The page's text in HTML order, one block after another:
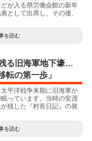
が入る県労働会館の新年
として出席し、その後、
を読む
る旧海軍地下壕…
転の第一歩」
平洋戦争末期に旧海軍が
っています。当時の安茂
残した『村長日記』の発
を読む